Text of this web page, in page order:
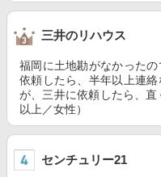
三井のリハウス
福岡に土地勘がなかった
依頼したら、半年以上連
が、三井に依頼したら、
以上／女性）
センチュリー21